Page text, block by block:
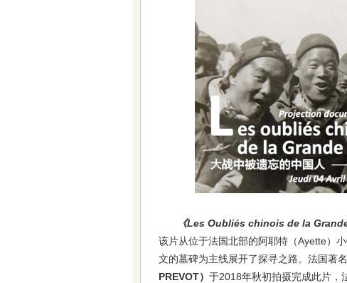
《Les Oubliés chinois de la
该片从位于法国北部的阿耶特（Ayette）
文的墓碑为主线展开了探寻之路。法国著
PREVOT） 于2018年秋初拍摄完成此片，